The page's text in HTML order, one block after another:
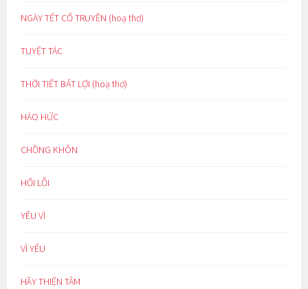
NGÀY TẾT CỔ TRUYỀN (hoạ thơ)
TUYỆT TÁC
THỜI TIẾT BẤT LỢI (hoạ thơ)
HÁO HỨC
CHỒNG KHÔN
HỐI LỖI
YÊU VÌ
VÌ YÊU
HÃY THIỆN TÂM